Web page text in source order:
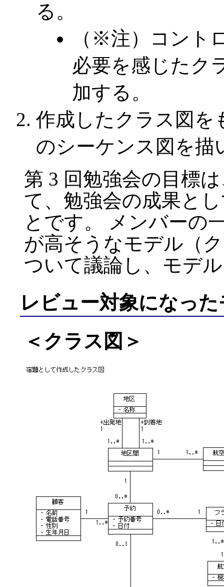
る。
（※注）コント
必要を感じたク
加する。
作成したクラス図を
のシーケンス図を描
第 3 回勉強会の目標
て、勉強会の成果と
とです。 メンバーの
が高そうなモデル（
ついて議論し、モデ
レビュー対象になっ
＜クラス図＞